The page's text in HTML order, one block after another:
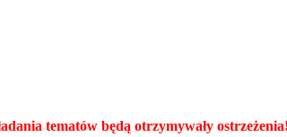
tematów będą otrzymywały